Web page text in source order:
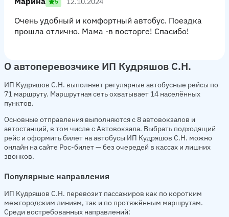
Очень удобный и комфортный автобус. Поездка
прошла отлично. Мама -в восторге! Спасибо!
О автоперевозчике ИП Кудряшов С.Н.
ИП Кудряшов С.Н. выполняет регулярные автобусные рейсы по
71 маршруту. Маршрутная сеть охватывает 14 населённых
пунктов.
Основные отправления выполняются с 8 автовокзалов и
автостанций, в том числе с Автовокзала. Выбрать подходящий
рейс и оформить билет на автобусы ИП Кудряшов С.Н. можно
онлайн на сайте Рос-билет — без очередей в кассах и лишних
звонков.
Популярные направления
ИП Кудряшов С.Н. перевозит пассажиров как по коротким
межгородским линиям, так и по протяжённым маршрутам.
Среди востребованных направлений: